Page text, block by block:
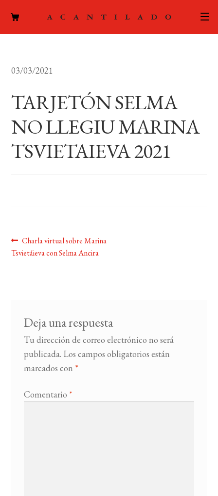
ACTUALIDAD
menú
PODCAST
LA EDITORIAL
BUSCAR
03/03/2021
TARJETÓN SELMA
NO LLEGIU MARINA
TSVIETAIEVA 2021
Navegación
de
Anterior:
Charla virtual sobre Marina
Tsvietáieva con Selma Ancira
Deja una respuesta
Tu dirección de correo electrónico no será
publicada. Los campos obligatorios están
marcados con *
Comentario *